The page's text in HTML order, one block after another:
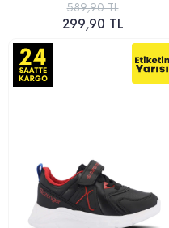
589,90 TL
299,90 TL